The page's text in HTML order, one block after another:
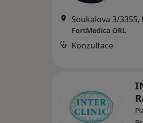
Soukalova 3/3355,
FortMedica ORL
Konzultace